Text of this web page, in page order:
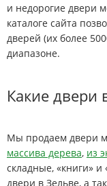
и недорогие двери
каталоге сайта
дверей (их более
диапазоне.
Какие двери
Мы продаем двери
массива дерева, из
складные, «книги»
двери в Зельве, а